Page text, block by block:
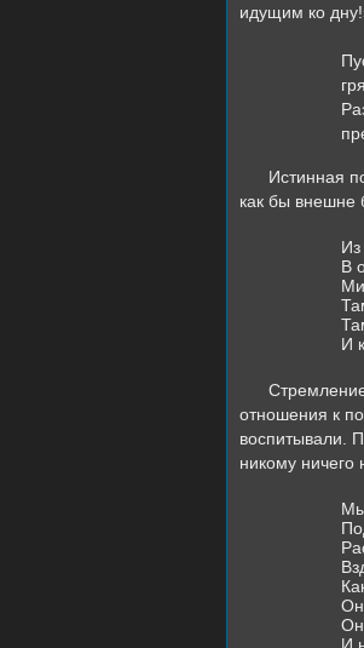
идущим ко
Истинная
как бы внешне
В
И
отношения к
воспитывали.
никому
Мы
Он
Он